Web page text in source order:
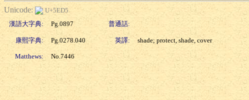
Unicode:
U+5ED5
漢語大字典:
Pg.0897 普通話:
康熙字典: Pg.0278.040 英譯: shade; protect, shade, cover
Matthews: No.7446